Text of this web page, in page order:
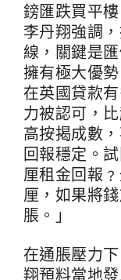
鎊匯跌買平樓
李丹翔強調
線，關鍵是
擁有極大優
在英國貸款
力被認可，
高按揭成數
回報穩定。
厘租金回報
厘，如果將
脹。」
在通脹壓力
翔預料當地